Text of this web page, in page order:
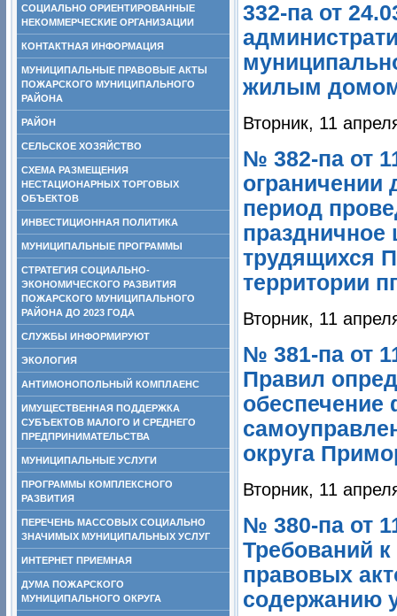
СОЦИАЛЬНО ОРИЕНТИРОВАННЫЕ
НЕКОММЕРЧЕСКИЕ ОРГАНИЗАЦИИ
КОНТАКТНАЯ ИНФОРМАЦИЯ
МУНИЦИПАЛЬНЫЕ ПРАВОВЫЕ АКТЫ
ПОЖАРСКОГО МУНИЦИПАЛЬНОГО
РАЙОНА
РАЙОН
СЕЛЬСКОЕ ХОЗЯЙСТВО
СХЕМА РАЗМЕЩЕНИЯ
НЕСТАЦИОНАРНЫХ ТОРГОВЫХ
ОБЪЕКТОВ
ИНВЕСТИЦИОННАЯ ПОЛИТИКА
МУНИЦИПАЛЬНЫЕ ПРОГРАММЫ
СТРАТЕГИЯ СОЦИАЛЬНО-
ЭКОНОМИЧЕСКОГО РАЗВИТИЯ
ПОЖАРСКОГО МУНИЦИПАЛЬНОГО
РАЙОНА ДО 2023 ГОДА
СЛУЖБЫ ИНФОРМИРУЮТ
ЭКОЛОГИЯ
АНТИМОНОПОЛЬНЫЙ КОМПЛАЕНС
ИМУЩЕСТВЕННАЯ ПОДДЕРЖКА
СУБЪЕКТОВ МАЛОГО И СРЕДНЕГО
ПРЕДПРИНИМАТЕЛЬСТВА
МУНИЦИПАЛЬНЫЕ УСЛУГИ
ПРОГРАММЫ КОМПЛЕКСНОГО
РАЗВИТИЯ
ПЕРЕЧЕНЬ МАССОВЫХ СОЦИАЛЬНО
ЗНАЧИМЫХ МУНИЦИПАЛЬНЫХ УСЛУГ
ИНТЕРНЕТ ПРИЕМНАЯ
ДУМА ПОЖАРСКОГО
МУНИЦИПАЛЬНОГО ОКРУГА
332-па от
жилым
Вторник, 11
№ 382-па от
ограничении
период
праздничное
трудящихся
территории
Вторник, 11
№ 381-па от
Правил
обеспечение
округа
Вторник, 11
№ 380-па от
Требований
правовых
содержанию